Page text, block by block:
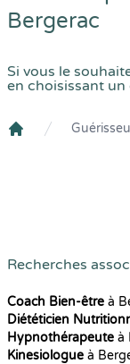
Bergerac
Si vous le
en choisissant un
Recherches
Coach Bien-être à
Diététicien
Hypnothérapeute à
Kinesiologue à